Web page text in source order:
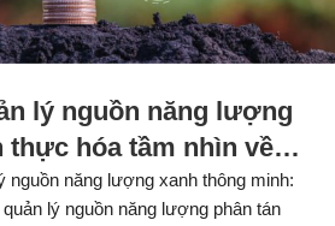
lý nguồn năng lượng
thực hóa tầm nhìn về
lai bền vững
nguồn năng lượng xanh thông minh:
lý nguồn năng lượng phân tán